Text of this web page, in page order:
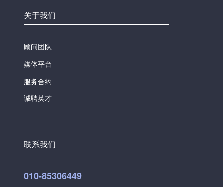
关于我们
顾问团队
媒体平台
服务合约
诚聘英才
联系我们
010-85306449